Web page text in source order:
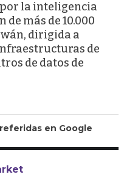
la inteligencia
más de 10.000
dirigida a
de
de datos de
en Google